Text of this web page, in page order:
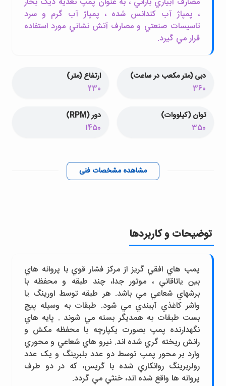
، پمپاژ آب کندانس شده ، پمپاژ آب گرم و سرد
تاسيسات صنعتي و مصارف آتش نشاني مورد استفاده
قرار مي گيرد.
دبی (متر مکعب در ساعت)
360
ارتفاع (متر)
230
توان (کیلووات)
350
دور (RPM)
1450
مشاهده مشخصات فنی
توضیحات و کاربردها
پمپ هاي افقي گريز از مرکز فشار قوي با پروانه هاي
بين ياتاقاني ، موتور جدا، چند طبقه و محفظه با
برشهاي شعاعي مي باشد. هر طبقه توسط اورينگ يا
واشر کاغذي آببندي مي شود. طبقات به وسيله پيچ
بست طبقات به همديگر بسته مي شوند . پايه هاي
نگهدارنده پمپ بصورت يکپارچه با محفظه مکش و
رانش ريخته گري شده اند. نيرو هاي شعاعي و محوري
وارد بر محور پمپ توسط دو عدد بلبرينگ و يک عدد
رولربرينگ روانکاري شده با گريس، که در دو طرف
پروانه ها واقع شده اند، خنثي مي گردد.